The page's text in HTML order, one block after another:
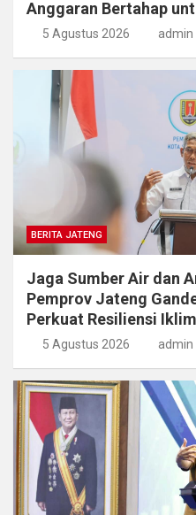
Anggaran Bertahap
5 Agustus 2026 admin
BERITA JATENG
Jaga Sumber Air dan
Pemprov Jateng
Perkuat Resiliensi Iklim
5 Agustus 2026 admin